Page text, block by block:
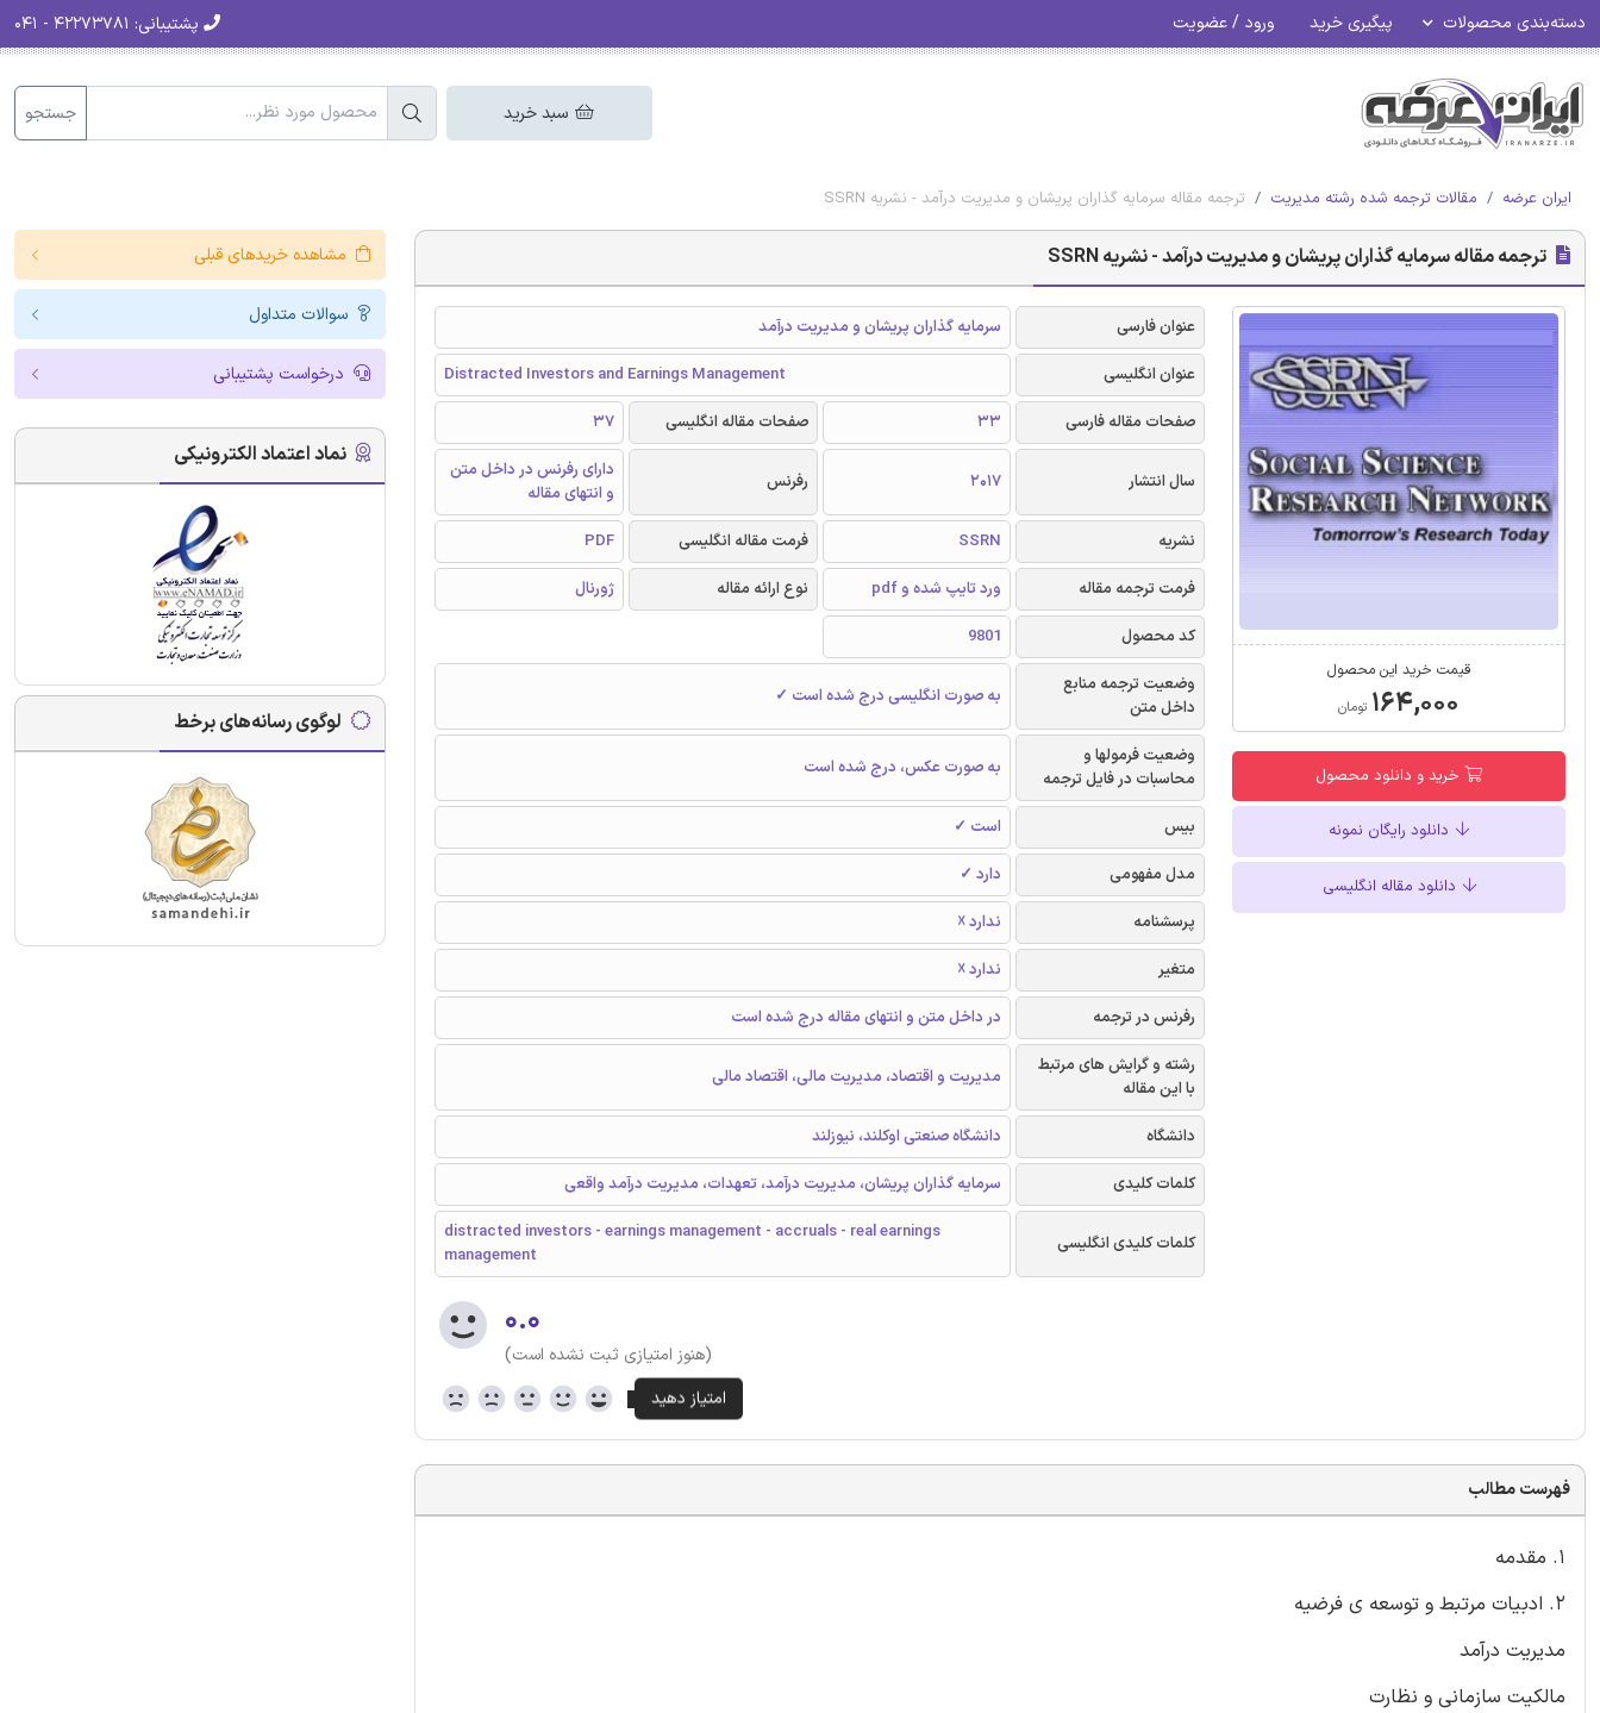
دسته‌بندی محصولات پیگیری خرید ورود / عضویت پشتیبانی:
سبد خرید جستجو
ایران عرضه مقالات ترجمه شده رشته مدیریت ترجمه مقاله سرمایه گذاران پریشان و مدیریت درآمد - نشریه SSRN
ترجمه مقاله سرمایه گذاران پریشان و مدیریت درآمد - نشریه SSRN
قیمت خرید این محصول
۱۶۴,۰۰۰ تومان
خرید و دانلود محصول
دانلود رایگان نمونه
دانلود مقاله انگلیسی
عنوان فارسی
سرمایه گذاران پریشان و مدیریت درآمد
عنوان انگلیسی
Distracted Investors and Earnings Management
صفحات مقاله فارسی
33 صفحات مقاله انگلیسی 37
سال انتشار 2017 رفرنس
دارای رفرنس در داخل متن
و انتهای مقاله
نشریه
SSRN فرمت مقاله انگلیسی
PDF
فرمت ترجمه مقاله
ورد تایپ شده و pdf نوع ارائه مقاله
ژورنال
کد محصول
9801
وضعیت ترجمه منابع
داخل متن
به صورت انگلیسی درج شده است ✓
وضعیت فرمولها و
محاسبات در فایل ترجمه
به صورت عکس، درج شده است
بیس
است ✓
مدل مفهومی
دارد ✓
پرسشنامه
ندارد ☓
متغیر
ندارد ☓
رفرنس در ترجمه
در داخل متن و انتهای مقاله درج شده است
رشته و گرایش های مرتبط
با این مقاله
مدیریت و اقتصاد، مدیریت مالی، اقتصاد مالی
دانشگاه
دانشگاه صنعتی اوکلند، نیوزلند
کلمات کلیدی
سرمایه گذاران پریشان، مدیریت درآمد، تعهدات، مدیریت درآمد واقعی
کلمات کلیدی انگلیسی
distracted investors - earnings management - accruals - real earnings
management
۰.۰
(هنوز امتیازی ثبت نشده است)
فهرست مطالب
۱. مقدمه
۲. ادبیات مرتبط و توسعه ی فرضیه
مدیریت درآمد
مالکیت سازمانی و نظارت
مشاهده خریدهای قبلی
سوالات متداول
درخواست پشتیبانی
نماد اعتماد الکترونیکی
لوگوی رسانه‌های برخط